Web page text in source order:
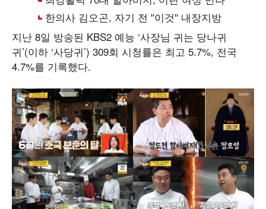
지난 8일 방송된 KBS2 예능 ‘사장님 귀는 당나귀
귀’(이하 ‘사당귀’) 309회 시청률은 최고 5.7%, 전국
4.7%를 기록했다.